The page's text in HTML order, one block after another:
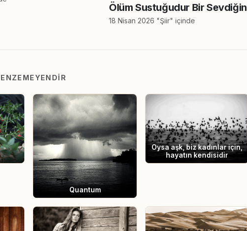
Ölüm Sustuğudur Bir Sevdiğin
18 Nisan 2026 "Şiir" içinde
Quantum
Oysa aşk, biz kadınlar için,
hayatın kendisidir